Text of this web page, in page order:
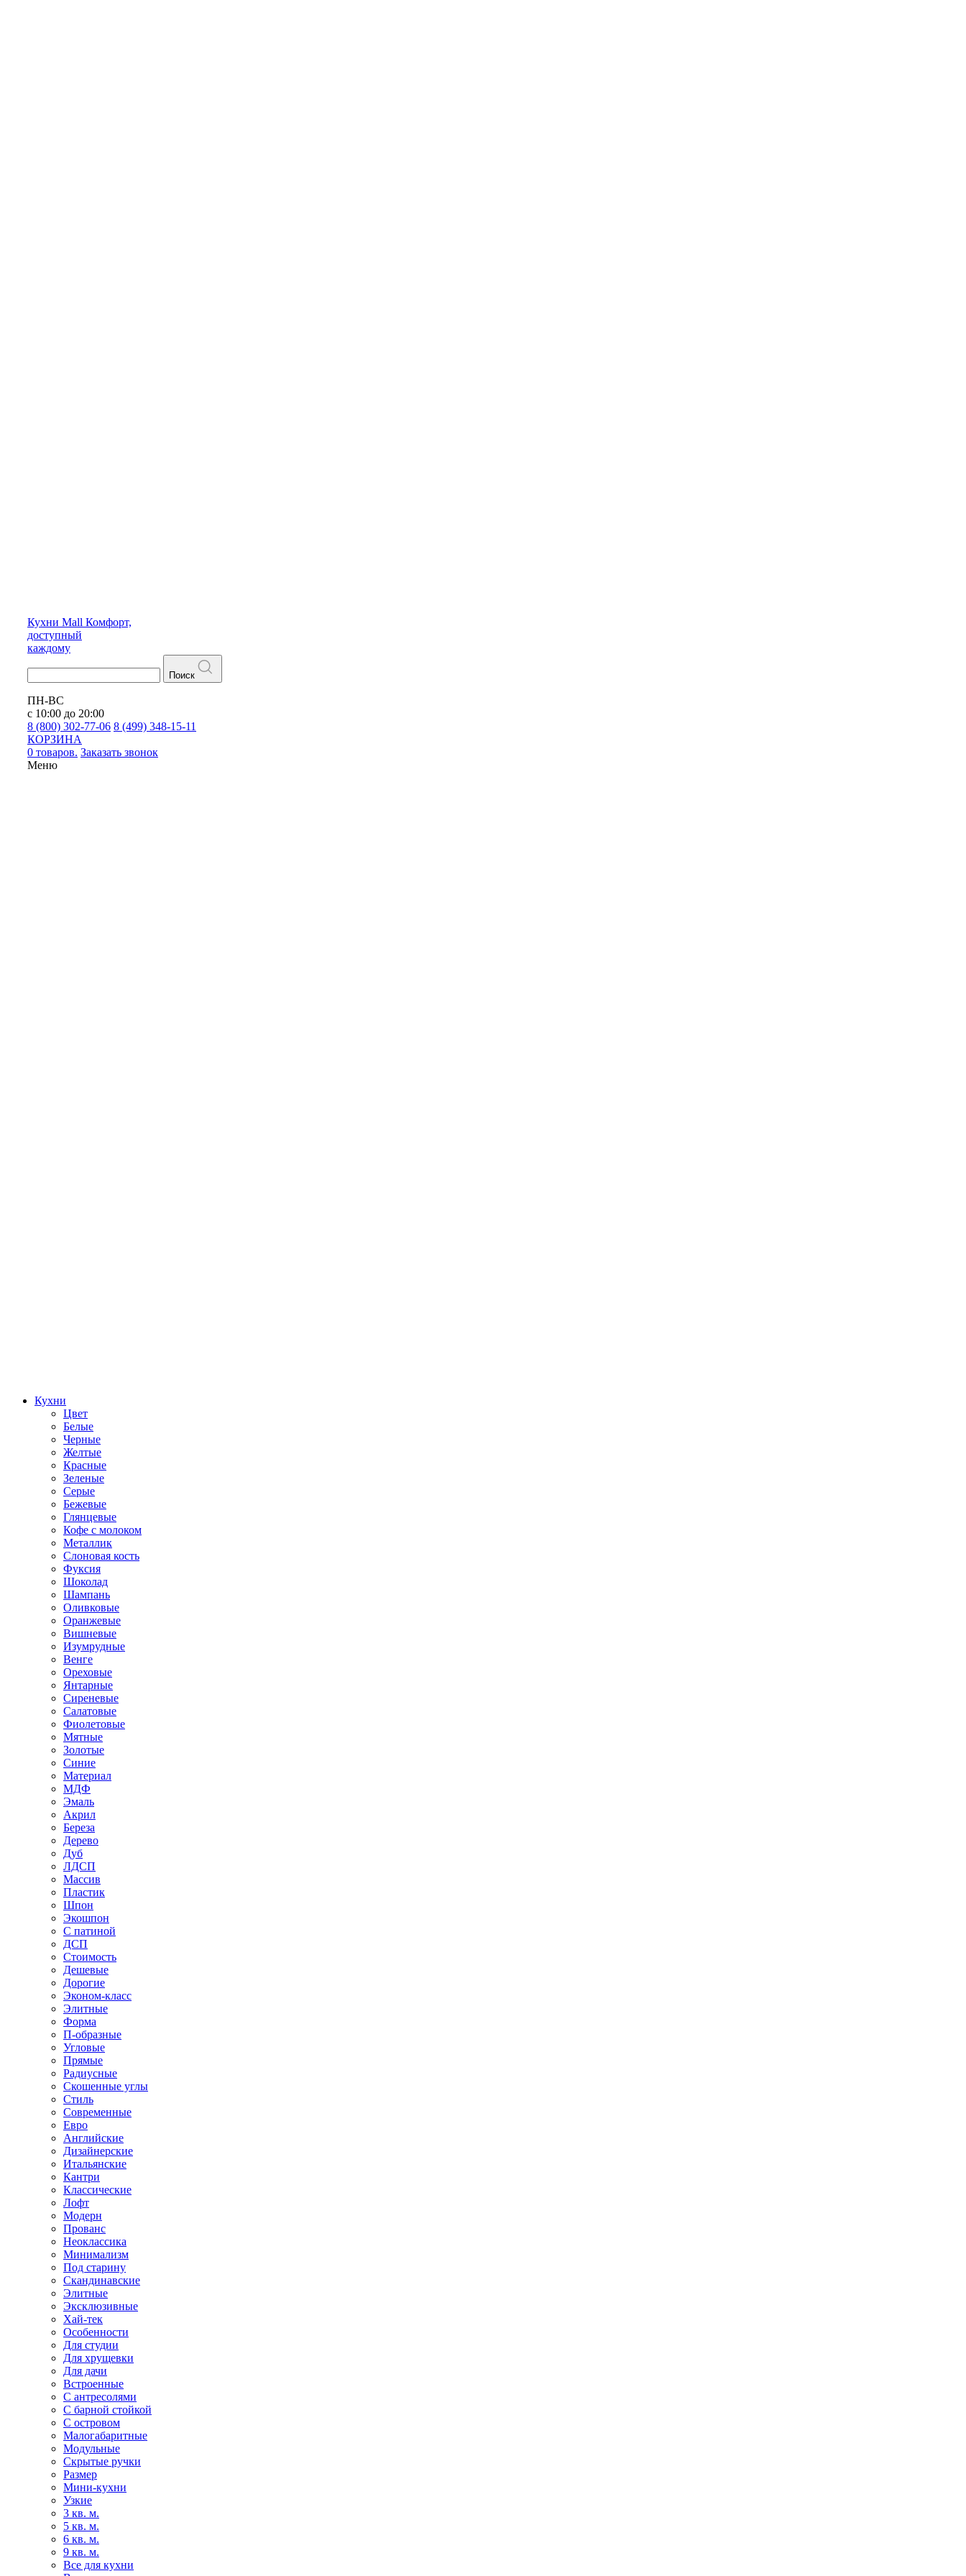
Кухни Mall Комфорт,
доступный
каждому
Поиск
ПН-ВС
с 10:00 до 20:00
8 (800) 302-77-06 8 (499) 348-15-11
КОРЗИНА
0 товаров. Заказать звонок
Меню
Кухни
Цвет
Белые
Черные
Желтые
Красные
Зеленые
Серые
Бежевые
Глянцевые
Кофе с молоком
Металлик
Слоновая кость
Фуксия
Шоколад
Шампань
Оливковые
Оранжевые
Вишневые
Изумрудные
Венге
Ореховые
Янтарные
Сиреневые
Салатовые
Фиолетовые
Мятные
Золотые
Синие
Материал
МДФ
Эмаль
Акрил
Береза
Дерево
Дуб
ЛДСП
Массив
Пластик
Шпон
Экошпон
С патиной
ДСП
Стоимость
Дешевые
Дорогие
Эконом-класс
Элитные
Форма
П-образные
Угловые
Прямые
Радиусные
Скошенные углы
Стиль
Современные
Евро
Английские
Дизайнерские
Итальянские
Кантри
Классические
Лофт
Модерн
Прованс
Неоклассика
Минимализм
Под старину
Скандинавские
Элитные
Эксклюзивные
Хай-тек
Особенности
Для студии
Для хрущевки
Для дачи
Встроенные
С антресолями
С барной стойкой
С островом
Малогабаритные
Модульные
Скрытые ручки
Размер
Мини-кухни
Узкие
3 кв. м.
5 кв. м.
6 кв. м.
9 кв. м.
Все для кухни